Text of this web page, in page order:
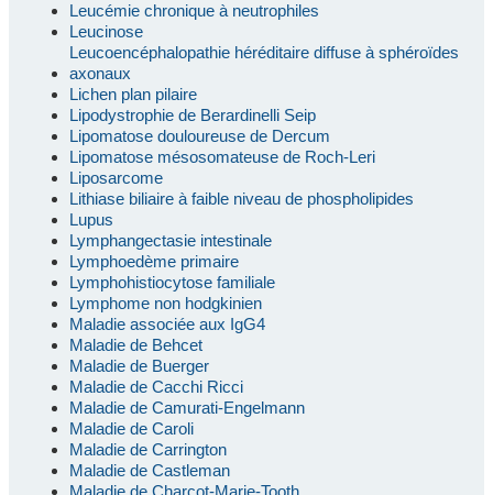
Leucémie chronique à neutrophiles
Leucinose
Leucoencéphalopathie héréditaire diffuse à sphéroïdes
axonaux
Lichen plan pilaire
Lipodystrophie de Berardinelli Seip
Lipomatose douloureuse de Dercum
Lipomatose mésosomateuse de Roch-Leri
Liposarcome
Lithiase biliaire à faible niveau de phospholipides
Lupus
Lymphangectasie intestinale
Lymphoedème primaire
Lymphohistiocytose familiale
Lymphome non hodgkinien
Maladie associée aux IgG4
Maladie de Behcet
Maladie de Buerger
Maladie de Cacchi Ricci
Maladie de Camurati-Engelmann
Maladie de Caroli
Maladie de Carrington
Maladie de Castleman
Maladie de Charcot-Marie-Tooth